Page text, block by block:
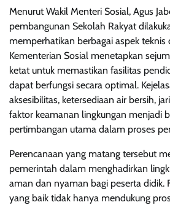
Menurut Wakil Menteri Sosial, Agus
pembangunan Sekolah Rakyat
memperhatikan berbagai aspek teknis
Kementerian Sosial menetapkan
ketat untuk memastikan fasilitas
dapat berfungsi secara optimal.
aksesibilitas, ketersediaan air bersih,
faktor keamanan lingkungan menjadi
pertimbangan utama dalam proses
Perencanaan yang matang tersebut
pemerintah dalam menghadirkan
aman dan nyaman bagi peserta didik.
yang baik tidak hanya mendukung